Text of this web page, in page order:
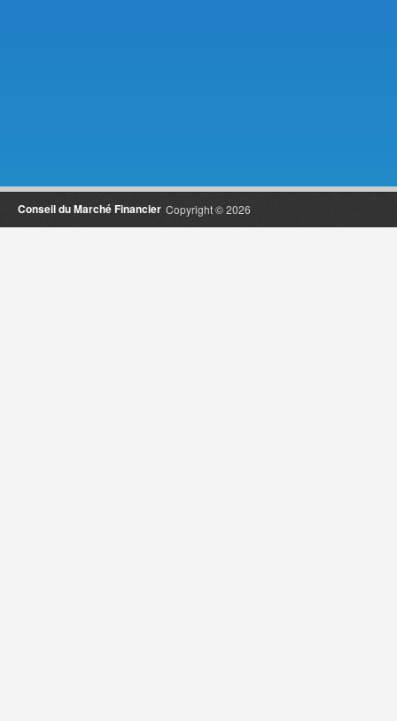
Copyright © 2026
Conseil du Marché Financier